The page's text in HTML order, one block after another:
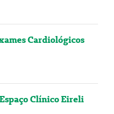
Cardiológicos
Clínico Eireli